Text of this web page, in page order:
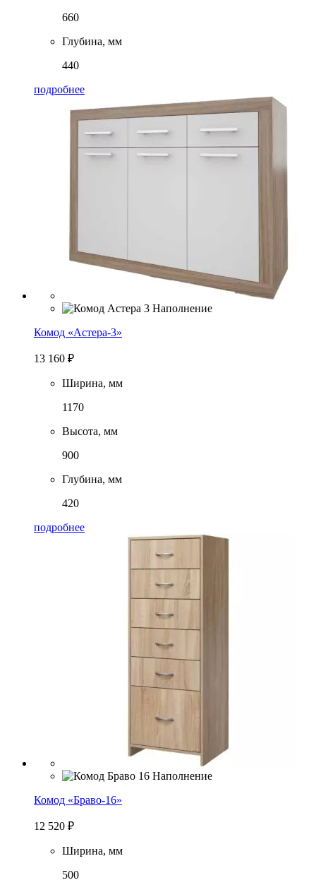
660
Глубина, мм
440
подробнее
Комод «Астера-3»
13 160 ₽
Ширина, мм
1170
Высота, мм
900
Глубина, мм
420
подробнее
Комод «Браво-16»
12 520 ₽
Ширина, мм
500